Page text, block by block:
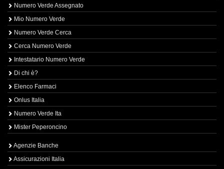
Numero Verde Assegnato
Mio Numero Verde
Numero Verde Cerca
Cerca Numero Verde
Intestatario Numero Verde
Di chi è?
Elenco Farmaci
Onlus Italia
Numero Verde Ita
Mister Peperoncino
Agenzie Banche
Assicurazioni Italia